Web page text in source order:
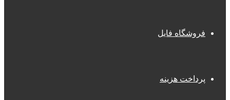
فروشگاه فایل
پرداخت هزینه